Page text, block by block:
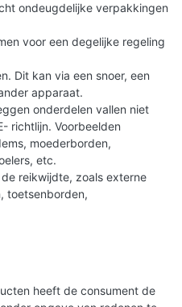
ondeugdelijke verpakkingen
voor een degelijke regeling
Dit kan via een snoer, een
apparaat.
onderdelen vallen niet
richtlijn. Voorbeelden
moederborden,
etc.
reikwijdte, zoals externe
toetsenborden,
heeft de consument de